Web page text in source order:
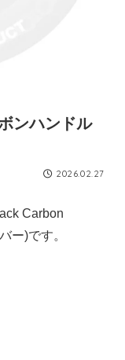
ンハンドル
2026.02.27
Carbon
ー)です。